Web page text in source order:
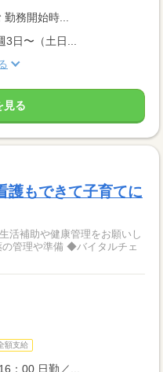
務開始時...
〜（土日...
見る
護もできて子育てに
活補助や健康管理をお願いし
額支給
：00 日勤／...